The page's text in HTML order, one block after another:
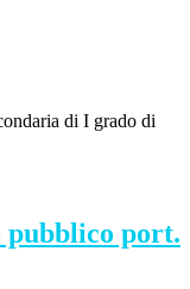
di I grado di
pubblico port.